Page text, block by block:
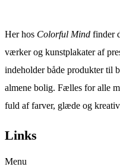
Her hos Colorful Mind finder
værker og kunstplakater af
indeholder både produkter til
almene bolig. Fælles for alle
fuld af farver, glæde og
Links
Menu